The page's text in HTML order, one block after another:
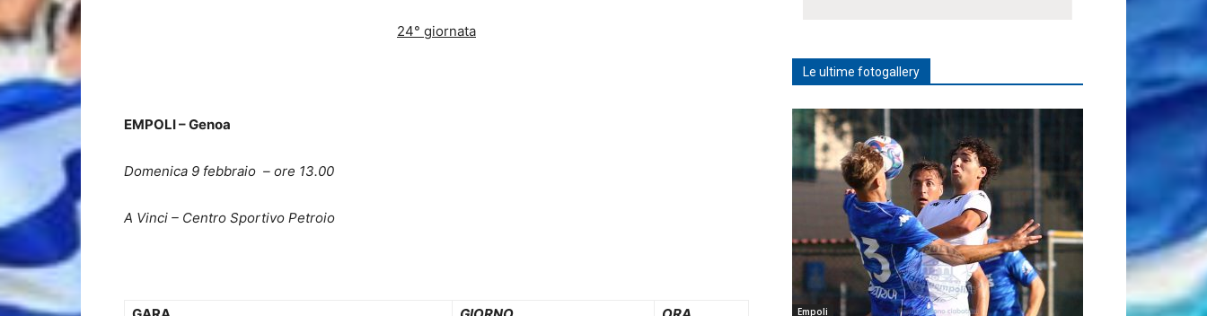
24° giornata
EMPOLI – Genoa
Domenica 9 febbraio – ore 13.00
A Vinci – Centro Sportivo Petroio
Le ultime fotogallery
Empoli